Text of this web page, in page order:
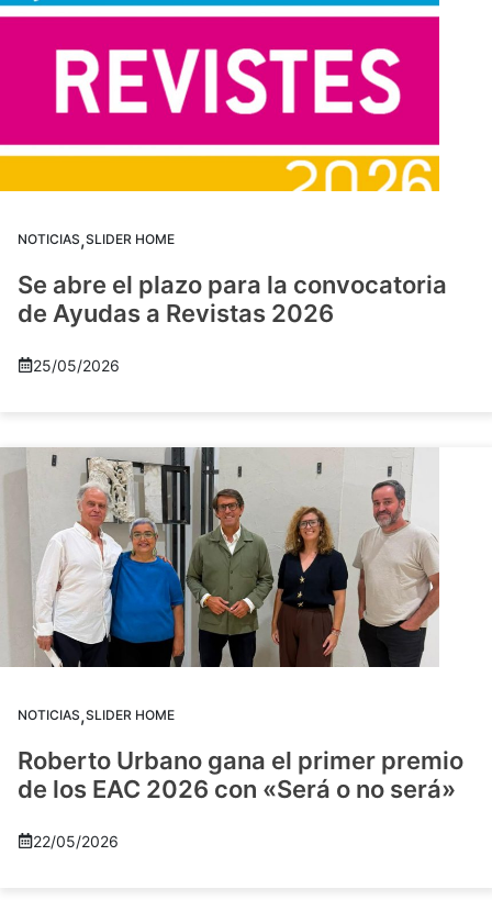
NOTICIAS,SLIDER HOME
Se abre el plazo para la convocatoria
de Ayudas a Revistas 2026
25/05/2026
NOTICIAS,SLIDER HOME
Roberto Urbano gana el primer premio
de los EAC 2026 con «Será o no será»
22/05/2026